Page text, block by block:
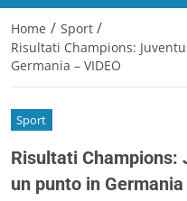
Home / Sport /
Risultati Champions:
Germania – VIDEO
Sport
Risultati Champions:
un punto in Germania